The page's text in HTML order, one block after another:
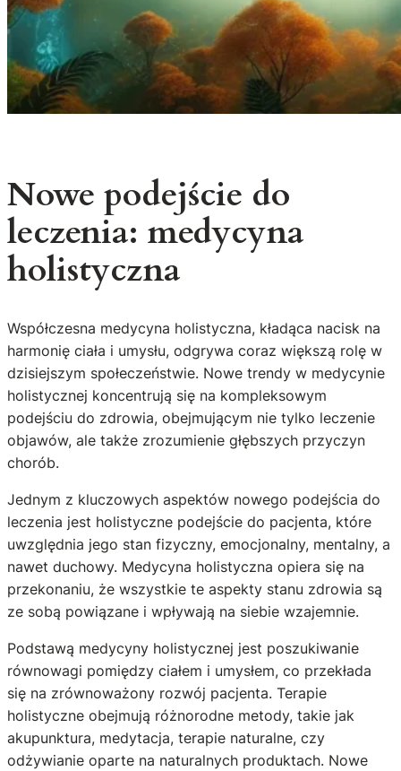
Nowe podejście do
leczenia: medycyna
holistyczna
Współczesna medycyna holistyczna, kładąca nacisk na
harmonię ciała i umysłu, odgrywa coraz większą rolę w
dzisiejszym społeczeństwie. Nowe trendy w medycynie
holistycznej koncentrują się na kompleksowym
podejściu do zdrowia, obejmującym nie tylko leczenie
objawów, ale także zrozumienie głębszych przyczyn
chorób.
Jednym z kluczowych aspektów nowego podejścia do
leczenia jest holistyczne podejście do pacjenta, które
uwzględnia jego stan fizyczny, emocjonalny, mentalny, a
nawet duchowy. Medycyna holistyczna opiera się na
przekonaniu, że wszystkie te aspekty stanu zdrowia są
ze sobą powiązane i wpływają na siebie wzajemnie.
Podstawą medycyny holistycznej jest poszukiwanie
równowagi pomiędzy ciałem i umysłem, co przekłada
się na zrównoważony rozwój pacjenta. Terapie
holistyczne obejmują różnorodne metody, takie jak
akupunktura, medytacja, terapie naturalne, czy
odżywianie oparte na naturalnych produktach. Nowe